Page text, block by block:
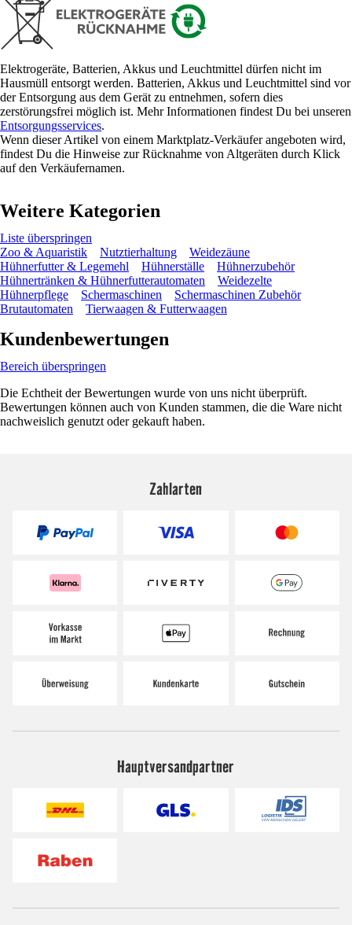
Elektrogeräte, Batterien, Akkus und Leuchtmittel dürfen nicht im
Hausmüll entsorgt werden. Batterien, Akkus und Leuchtmittel sind vor
der Entsorgung aus dem Gerät zu entnehmen, sofern dies
zerstörungsfrei möglich ist. Mehr Informationen findest Du bei unseren
Entsorgungsservices.
Wenn dieser Artikel von einem Marktplatz-Verkäufer angeboten wird,
findest Du die Hinweise zur Rücknahme von Altgeräten durch Klick
auf den Verkäufernamen.
Weitere Kategorien
Liste überspringen
Zoo & Aquaristik
Nutztierhaltung
Weidezäune
Hühnerfutter & Legemehl
Hühnerställe
Hühnerzubehör
Hühnertränken & Hühnerfutterautomaten
Weidezelte
Hühnerpflege
Schermaschinen
Schermaschinen Zubehör
Brutautomaten
Tierwaagen & Futterwaagen
Kundenbewertungen
Bereich überspringen
Die Echtheit der Bewertungen wurde von uns nicht überprüft.
Bewertungen können auch von Kunden stammen, die die Ware nicht
nachweislich genutzt oder gekauft haben.
Zahlarten
Hauptversandpartner